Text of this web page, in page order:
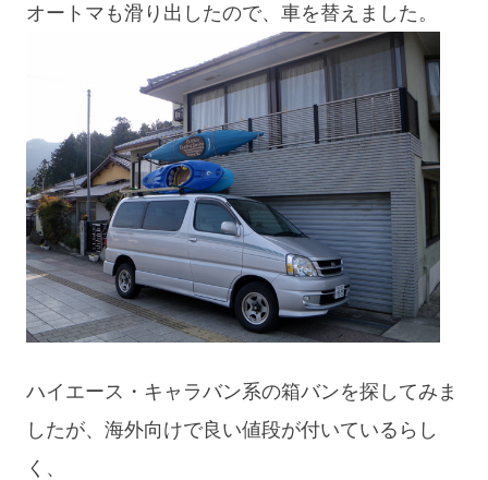
オートマも滑り出したので、車を替えました。
ハイエース・キャラバン系の箱バンを探してみま
したが、海外向けで良い値段が付いているらし
く、